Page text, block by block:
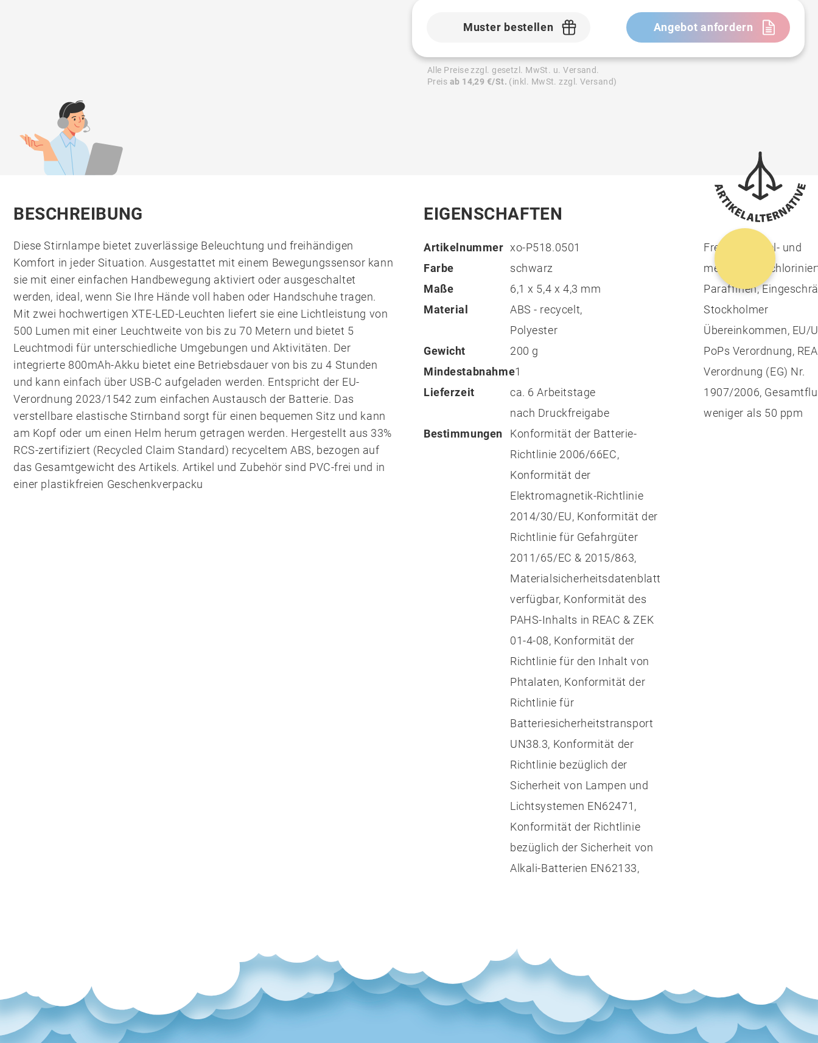
Muster bestellen Angebot anfordern
Alle Preise zzgl. gesetzl. MwSt. u. Versand.
Preis ab 14,29 €/St. (inkl. MwSt. zzgl. Versand)
BESCHREIBUNG
Diese Stirnlampe bietet zuverlässige Beleuchtung und freihändigen
Komfort in jeder Situation. Ausgestattet mit einem Bewegungssensor kann
sie mit einer einfachen Handbewegung aktiviert oder ausgeschaltet
werden, ideal, wenn Sie Ihre Hände voll haben oder Handschuhe tragen.
Mit zwei hochwertigen XTE-LED-Leuchten liefert sie eine Lichtleistung von
500 Lumen mit einer Leuchtweite von bis zu 70 Metern und bietet 5
Leuchtmodi für unterschiedliche Umgebungen und Aktivitäten. Der
integrierte 800mAh-Akku bietet eine Betriebsdauer von bis zu 4 Stunden
und kann einfach über USB-C aufgeladen werden. Entspricht der EU-
Verordnung 2023/1542 zum einfachen Austausch der Batterie. Das
verstellbare elastische Stirnband sorgt für einen bequemen Sitz und kann
am Kopf oder um einen Helm herum getragen werden. Hergestellt aus 33%
RCS-zertifiziert (Recycled Claim Standard) recyceltem ABS, bezogen auf
das Gesamtgewicht des Artikels. Artikel und Zubehör sind PVC-frei und in
einer plastikfreien Geschenkverpacku
EIGENSCHAFTEN
Artikelnummer xo-P518.0501
Farbe
schwarz
Maße
6,1 x 5,4 x 4,3 mm
Material
ABS - recycelt,
Polyester
Gewicht
200 g
Mindestabnahme1
Lieferzeit
ca. 6 Arbeitstage
nach Druckfreigabe
Bestimmungen
Konformität der Batterie-
Richtlinie 2006/66EC,
Konformität der
Elektromagnetik-Richtlinie
2014/30/EU, Konformität der
Richtlinie für Gefahrgüter
2011/65/EC & 2015/863,
Materialsicherheitsdatenblatt
verfügbar, Konformität des
PAHS-Inhalts in REAC & ZEK
01-4-08, Konformität der
Richtlinie für den Inhalt von
Phtalaten, Konformität der
Richtlinie für
Batteriesicherheitstransport
UN38.3, Konformität der
Richtlinie bezüglich der
Sicherheit von Lampen und
Lichtsystemen EN62471,
Konformität der Richtlinie
bezüglich der Sicherheit von
Alkali-Batterien EN62133,
Frei von einzel- und
mehrkettige,
Paraffinen,
Stockholmer
Übereinkommen, EU/
PoPs Verordnung,
Verordnung (EG) Nr.
1907/2006,
weniger als 50 ppm